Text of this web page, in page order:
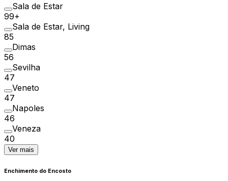
Sala de Estar
99+
Sala de Estar, Living
85
Dimas
56
Sevilha
47
Veneto
47
Napoles
46
Veneza
40
Ver mais
Enchimento do Encosto